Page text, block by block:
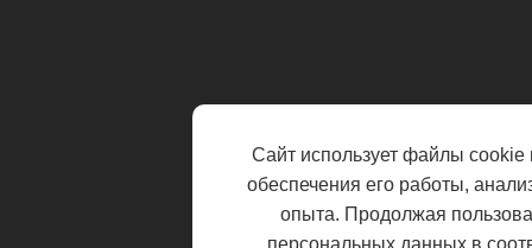
Сайт использует файлы cookie
обеспечения его работы,
опыта. Продолжая
персональных данных в